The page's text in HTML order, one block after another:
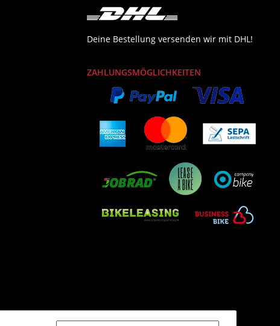
Deine Bestellung versenden wir mit DHL!
ZAHLUNGSMÖGLICHKEITEN